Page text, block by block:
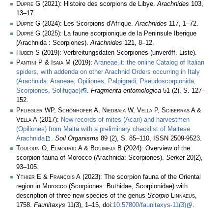
Dupre G (2021): Histoire des scorpions de Libye.Arachnides 103,
13–17.
Dupre G (2024): Les Scorpions d'Afrique. Arachnides 117, 1–72.
Dupré G (2025): La faune scorpionique de la Peninsule Iberique
(Arachnida : Scorpiones).Arachnides 121, 8–12.
Huber S (2019): Verbreitungsdaten Scorpiones (unveröff. Liste).
Pantini P & Isaia M (2019): Araneae.it: the online Catalog of Italian
spiders, with addenda on other Arachnid Orders occurring in Italy
(Arachnida: Araneae, Opiliones, Palpigradi, Pseudoscorpionida,
Scorpiones, Solifugae)
. Fragmenta entomologica 51 (2), S. 127–
152.
Pfliegler WP, Schönhofer A, Niedbała W, Vella P, Sciberras A &
Vella A (2017): New records of mites (Acari) and harvestmen
(Opiliones) from Malta with a preliminary checklist of Maltese
Arachnida
Soil Organisms 89 (2), S. 85–110, ISSN 2509-9523.
Touloun O, Elmourid A & Bouimeja B (2024): Overview of the
scorpion fauna of Morocco (Arachnida: Scorpiones). Serket 20(2),
93–105.
Ythier E & François A (2023): The scorpion fauna of the Oriental
region in Morocco (Scorpiones: Buthidae, Scorpionidae) with
description of three new species of the genus Scorpio Linnaeus,
1758. Faunitaxys 11(3), 1–15, doi:10.57800/faunitaxys-11(3) .